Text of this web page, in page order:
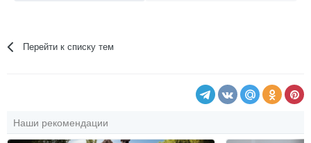
Перейти к списку тем
Наши рекомендации